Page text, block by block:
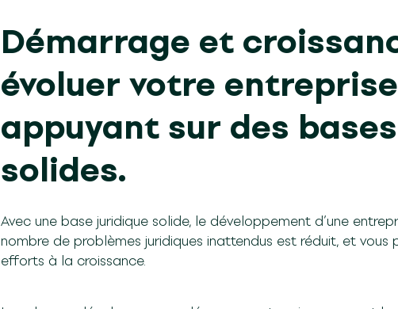
Démarrage et
évoluer votre
appuyant sur des
solides.
Avec une base juridique solide, le développement d’une
nombre de problèmes juridiques inattendus est réduit, et
efforts à la croissance.